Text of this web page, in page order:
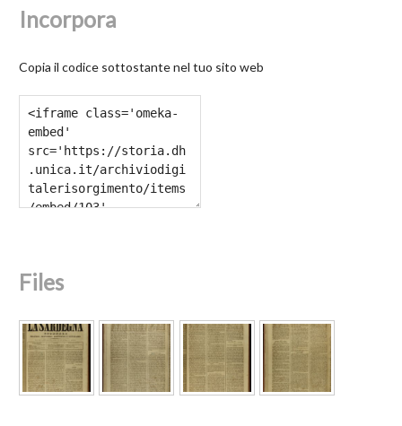
Incorpora
Copia il codice sottostante nel tuo sito web
Files